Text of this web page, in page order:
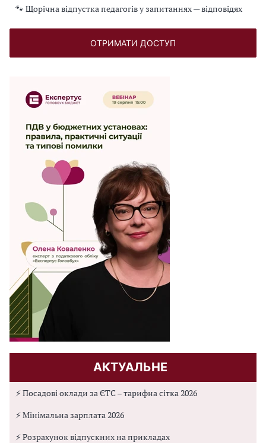
🐾 Щорічна відпустка педагогів у запитаннях — відповідях
ОТРИМАТИ ДОСТУП
АКТУАЛЬНЕ
⚡ Посадові оклади за ЄТС – тарифна сітка 2026
⚡ Мінімальна зарплата 2026
⚡ Розрахунок відпускних на прикладах